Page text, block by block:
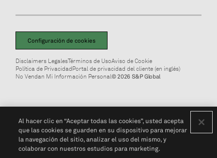
Configuración de cookies
Disclaimers LegalesTérminos de UsoAviso de Cookie
Política de PrivacidadPortal de privacidad del cliente (en inglés)
No Vendan Mi Información Personal© 2026 S&P Global
Al hacer clic en “Aceptar todas las cookies”, usted acepta
que las cookies se guarden en su dispositivo para mejorar
la navegación del sitio, analizar el uso del mismo, y
colaborar con nuestros estudios para marketing.